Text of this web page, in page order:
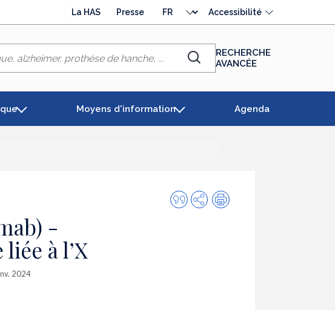
La HAS Presse
langue
Accessibilité
Chercher
RECHERCHE
AVANCÉE
Moyens d'information Agenda
Citer
cette
PartagerImpression
-
à l’X
2024